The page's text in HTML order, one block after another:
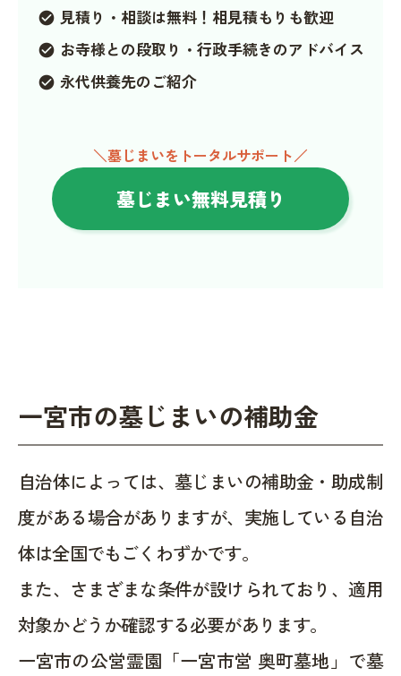
check_circle 見積り・相談は無料！相見積もりも歓迎
check_circle お寺様との段取り・行政手続きのアドバイス
check_circle 永代供養先のご紹介
＼墓じまいをトータルサポート／
墓じまい無料見積り
一宮市の墓じまいの補助金
自治体によっては、墓じまいの補助金・助成制
度がある場合がありますが、実施している自治
体は全国でもごくわずかです。
また、さまざまな条件が設けられており、適用
対象かどうか確認する必要があります。
一宮市の公営霊園「一宮市営 奥町墓地」で墓